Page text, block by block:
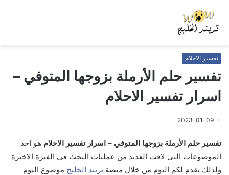
تفسير الاحلام
تفسير حلم الأرملة بزوجها المتوفي –
اسرار تفسير الاحلام
2023-01-09
تفسير حلم الأرملة بزوجها المتوفي – اسرار تفسير الاحلام هو احد
الموضوعات التى لاقت العديد من عمليات البحث فى الفترة الاخيرة
ولذلك نقدم لكم اليوم من خلال منصة تريند الخليج موضوع اليوم